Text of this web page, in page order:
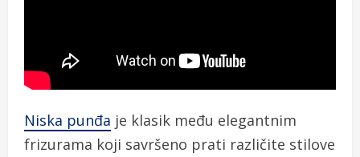
Niska punđa je klasik među elegantnim
frizurama koji savršeno prati različite stilove